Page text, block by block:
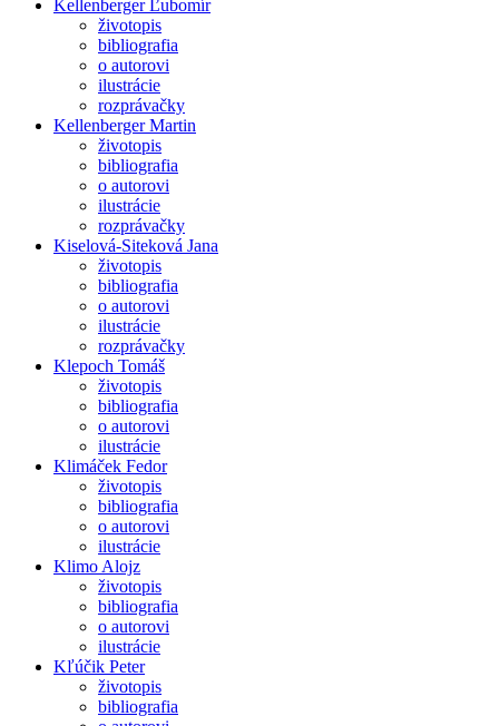
Kellenberger Ľubomír
životopis
bibliografia
o autorovi
ilustrácie
rozprávačky
Kellenberger Martin
životopis
bibliografia
o autorovi
ilustrácie
rozprávačky
Kiselová-Siteková Jana
životopis
bibliografia
o autorovi
ilustrácie
rozprávačky
Klepoch Tomáš
životopis
bibliografia
o autorovi
ilustrácie
Klimáček Fedor
životopis
bibliografia
o autorovi
ilustrácie
Klimo Alojz
životopis
bibliografia
o autorovi
ilustrácie
Kľúčik Peter
životopis
bibliografia